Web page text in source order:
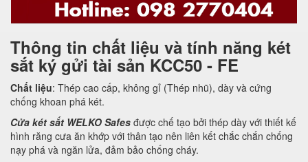
Thông tin chất liệu và tính năng két
sắt ký gửi tài sản KCC50 - FE
Chất liệu: Thép cao cấp, không gỉ (Thép nhũ), dày và cứng
chống khoan phá két.
Cửa két sắt WELKO Safes được chế tạo bởi thép dày với thiết kế
hình răng cưa ăn khớp với thân tạo nên liên kết chắc chắn chống
nạy phá và ngăn lửa, đảm bảo chống cháy.